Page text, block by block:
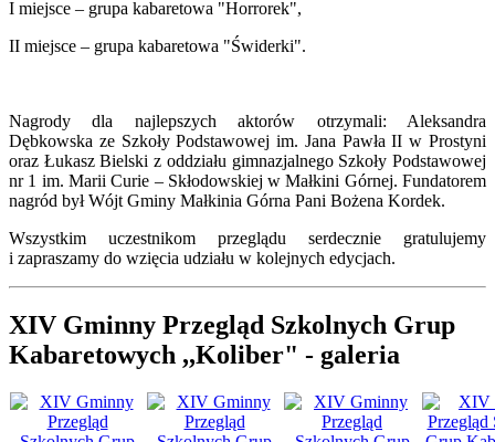
I miejsce – grupa kabaretowa "Horrorek",
II miejsce – grupa kabaretowa "Świderki".
Nagrody dla najlepszych aktorów otrzymali: Aleksandra
Dębkowska ze Szkoły Podstawowej im. Jana Pawła II w Prostyni
oraz Łukasz Bielski z oddziału gimnazjalnego Szkoły Podstawowej
nr 1 im. Marii Curie – Skłodowskiej w Małkini Górnej. Fundatorem
nagród był Wójt Gminy Małkinia Górna Pani Bożena Kordek.
Wszystkim uczestnikom przeglądu serdecznie gratulujemy
i zapraszamy do wzięcia udziału w kolejnych edycjach.
XIV Gminny Przegląd Szkolnych Grup
Kabaretowych ,,Koliber" - galeria